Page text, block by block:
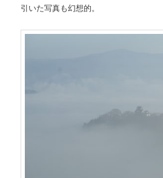
引いた写真も幻想的。